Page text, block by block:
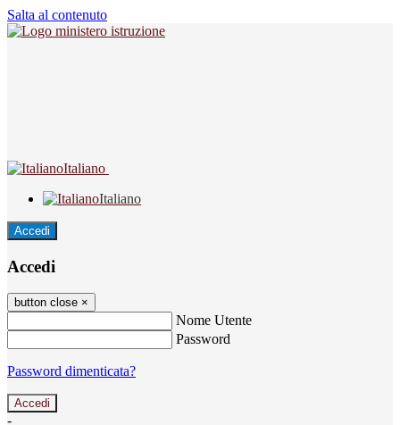
Salta al contenuto
Italiano
Italiano
Accedi
Accedi
button close ×
Nome Utente
Password
Password dimenticata?
-